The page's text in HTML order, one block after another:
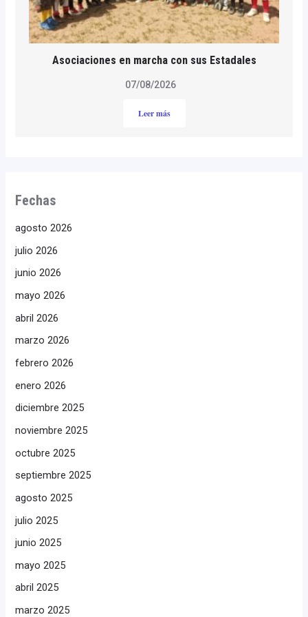
Asociaciones en marcha con sus Estadales
07/08/2026
Leer más
Fechas
agosto 2026
julio 2026
junio 2026
mayo 2026
abril 2026
marzo 2026
febrero 2026
enero 2026
diciembre 2025
noviembre 2025
octubre 2025
septiembre 2025
agosto 2025
julio 2025
junio 2025
mayo 2025
abril 2025
marzo 2025